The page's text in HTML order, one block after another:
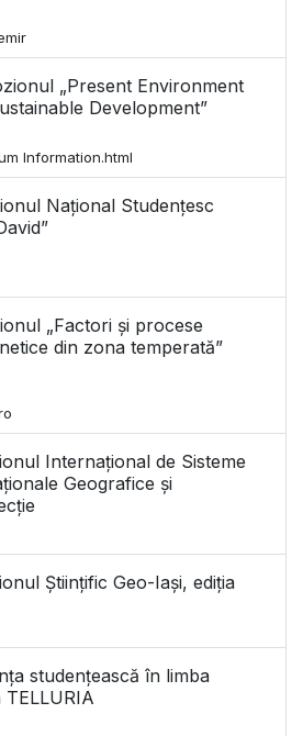
„Present Environment
Development”
Information.html
Național Studențesc
„Factori și procese
din zona temperată”
Internațional de Sisteme
Geografice și
Științific Geo-Iași, ediția
studențească în limba
TELLURIA